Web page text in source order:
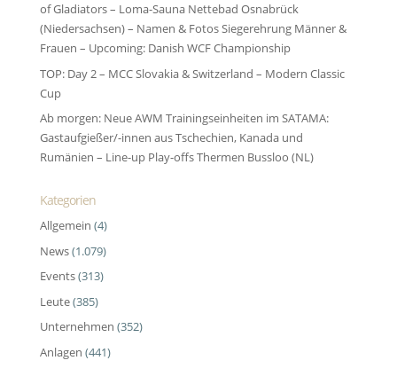
of Gladiators – Loma-Sauna Nettebad Osnabrück
(Niedersachsen) – Namen & Fotos Siegerehrung Männer &
Frauen – Upcoming: Danish WCF Championship
TOP: Day 2 – MCC Slovakia & Switzerland – Modern Classic
Cup
Ab morgen: Neue AWM Trainingseinheiten im SATAMA:
Gastaufgießer/-innen aus Tschechien, Kanada und
Rumänien – Line-up Play-offs Thermen Bussloo (NL)
Kategorien
Allgemein (4)
News(1.079)
Events(313)
Leute(385)
Unternehmen (352)
Anlagen (441)